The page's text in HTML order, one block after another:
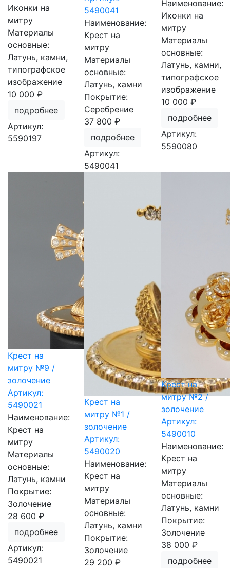
Иконки на
митру
Материалы
основные:
Латунь, камни,
типографское
изображение
10 000 ₽
подробнее
Артикул:
5590197
5490041
Наименование:
Крест на
митру
Материалы
основные:
Латунь, камни
Покрытие:
Серебрение
37 800 ₽
подробнее
Артикул:
5490041
Наименование:
Иконки на
митру
Материалы
основные:
Латунь, камни,
типографское
изображение
10 000 ₽
подробнее
Артикул:
5590080
Крест на
митру №9 /
золочение
Артикул:
5490021
Наименование:
Крест на
митру
Материалы
основные:
Латунь, камни
Покрытие:
Золочение
28 600 ₽
подробнее
Артикул:
5490021
Крест на
митру №1 /
золочение
Артикул:
5490020
Наименование:
Крест на
митру
Материалы
основные:
Латунь, камни
Покрытие:
Золочение
29 200 ₽
Крест на
митру №2 /
золочение
Артикул:
5490010
Наименование:
Крест на
митру
Материалы
основные:
Латунь, камни
Покрытие:
Золочение
38 000 ₽
подробнее